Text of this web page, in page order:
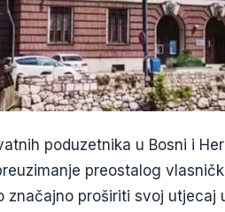
poduzetnika u Bosni i
preostalog
značajno proširiti svoj utjecaj